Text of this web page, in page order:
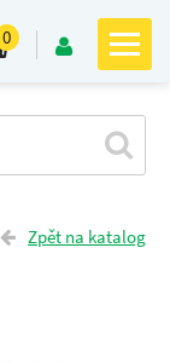
0
Zpět na katalog